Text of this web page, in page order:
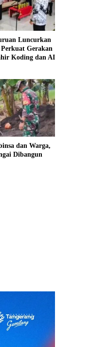
Luncurkan
Gerakan
Koding dan AI
dan Warga,
Dibangun